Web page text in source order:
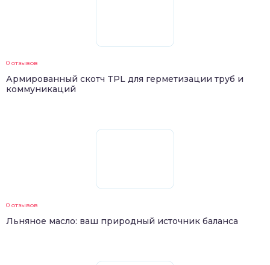
0 отзывов
Армированный скотч TPL для герметизации труб и
коммуникаций
0 отзывов
Льняное масло: ваш природный источник баланса